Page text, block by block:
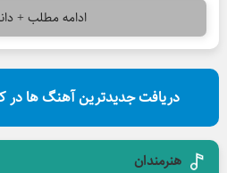
ادامه مطلب +
دریافت جدیدترین آهنگ ها در
هنرمندان